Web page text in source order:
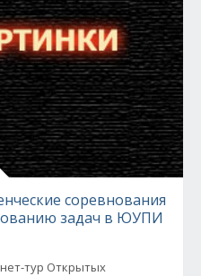
соревнования
задач в ЮУПИ
тур Открытых